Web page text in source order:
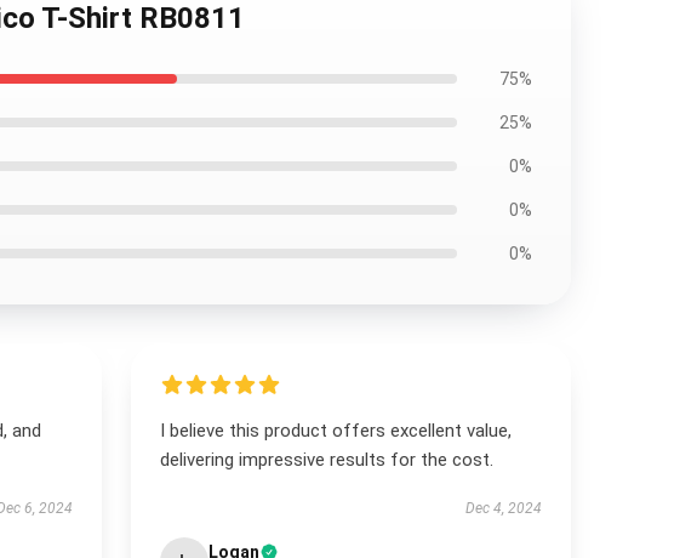
T-Shirt RB0811
75%
25%
0%
0%
0%
and
6, 2024
I believe this product offers excellent value,
delivering impressive results for the cost.
Dec 4, 2024
Logan